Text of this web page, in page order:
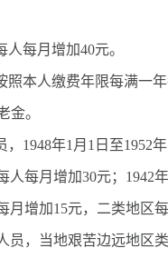
每月增加40元。
人缴费年限每满一年
金。
年1月1日至1952年
人每月增加30元；1942
月增加15元，二类地区
员，当地艰苦边远地区